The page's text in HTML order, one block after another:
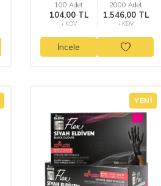
100 Adet
104,00 TL
+ KDV
2000 Adet
1.546,00 TL
+ KDV
İncele
YENI